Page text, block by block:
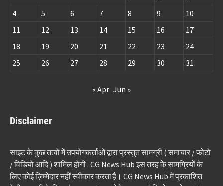
4
5 6 7 8 9
10
11
12 13 14 15 16
17
18
19 20 21 22 23
24
25
26 27 28 29 30 31
« Apr Jun »
Disclaimer
साइट के कुछ तत्वों में उपयोगकर्ताओं द्वारा प्रस्तुत सामग्री ( समाचार / फोटो
/ विडियो आदि ) शामिल होगी . CG News Hub इस तरह के सामग्रियों के
लिए कोई ज़िम्मेदार नहीं स्वीकार करता है। CG News Hub में प्रकाशित